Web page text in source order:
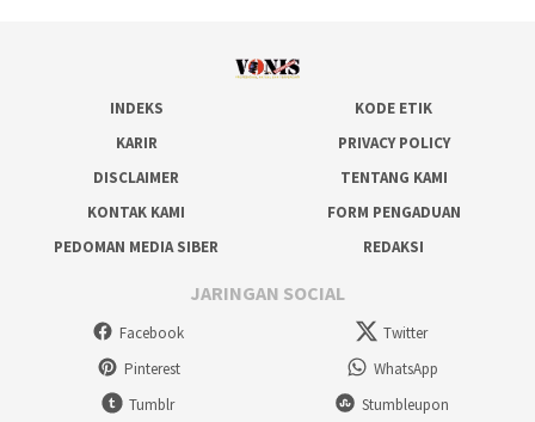
INDEKS
KODE ETIK
KARIR
PRIVACY POLICY
DISCLAIMER
TENTANG KAMI
KONTAK KAMI
FORM PENGADUAN
PEDOMAN MEDIA SIBER
REDAKSI
JARINGAN SOCIAL
Facebook
Twitter
Pinterest
WhatsApp
Tumblr
Stumbleupon